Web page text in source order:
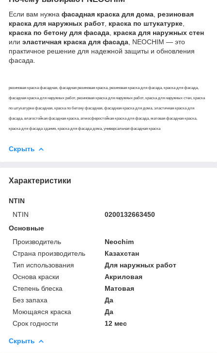
Если вам нужна фасадная краска для дома резиновая
краска для наружных работ краска по штукатурке
краска по бетону для фасада краска для наружных стен
или эластичная краска для фасада , NEOCHIM — это
практичное решение для надежной защиты и обновления
фасада.
резиновая краска фасадная, фасадная резиновая краска, резиновая краска для фасада, краска для фасада,
фасадная краска для наружных работ, резиновая краска для наружных работ, краска для наружных стен, краска
по штукатурке фасадная, краска по бетону фасадная, фасадная краска для дома, эластичная краска для
фасада, влагостойкая фасадная краска, атмосферостойкая краска для фасада, матовая фасадная краска,
краска для фасада здания, краска для фасада дома, универсальная фасадная краска
Скрыть
Характеристики
NTIN
NTIN
0200132663450
Основные
Производитель
Neochim
Страна производитель
Казахстан
Тип использования
Для наружных работ
Основа краски
Акриловая
Степень блеска
Матовая
Без запаха
Да
Моющаяся краска
Да
Срок годности
12 мес
Скрыть